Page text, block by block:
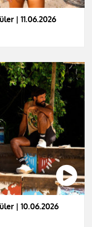
| 11.06.2026
| 10.06.2026